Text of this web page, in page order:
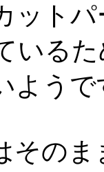
ット
いる
ようで
その